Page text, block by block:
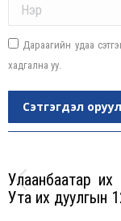
Дараагийн удаа
хадгална уу.
Сэтгэгдэл
Улаанбаатар
Ута их дуулгын 12